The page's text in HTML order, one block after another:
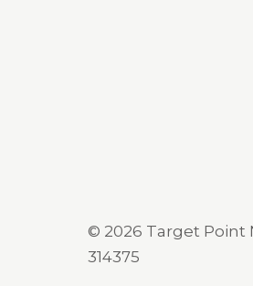
© 2026 Target Point
314375